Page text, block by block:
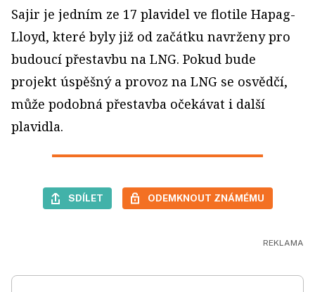
Sajir je jedním ze 17 plavidel ve flotile Hapag-
Lloyd, které byly již od začátku navrženy pro
budoucí přestavbu na LNG. Pokud bude
projekt úspěšný a provoz na LNG se osvědčí,
může podobná přestavba očekávat i další
plavidla.
SDÍLET ODEMKNOUT ZNÁMÉMU